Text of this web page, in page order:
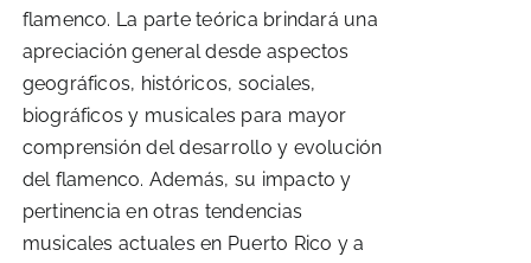
flamenco. La parte teórica brindará una
apreciación general desde aspectos
geográficos, históricos, sociales,
biográficos y musicales para mayor
comprensión del desarrollo y evolución
del flamenco. Además, su impacto y
pertinencia en otras tendencias
musicales actuales en Puerto Rico y a